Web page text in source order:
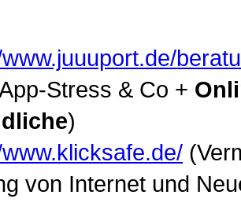
Stress & Co +
)
von Internet und